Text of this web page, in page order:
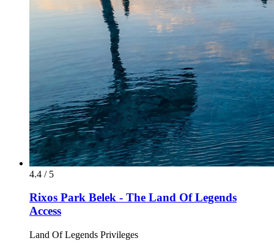
4.4 / 5
Rixos Park Belek - The Land Of Legends
Access
Land Of Legends Privileges